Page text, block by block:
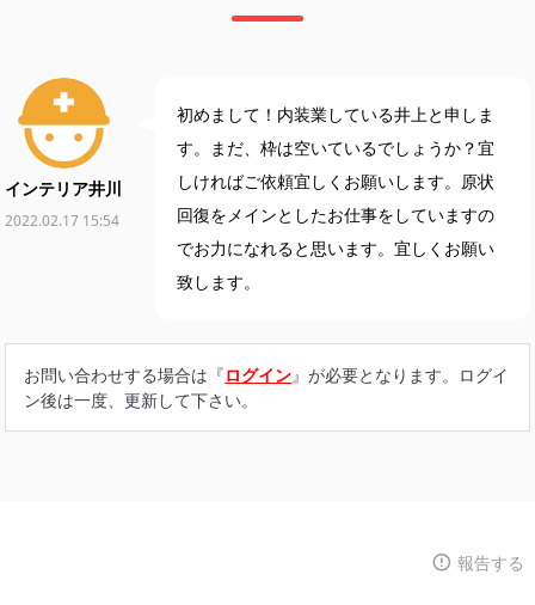
インテリア井川
2022.02.17 15:54
初めまして！内装業している井上と申しま
す。まだ、枠は空いているでしょうか？宜
しければご依頼宜しくお願いします。原状
回復をメインとしたお仕事をしていますの
でお力になれると思います。宜しくお願い
致します。
お問い合わせする場合は『ログイン』が必要となります。ログイ
ン後は一度、更新して下さい。
報告する